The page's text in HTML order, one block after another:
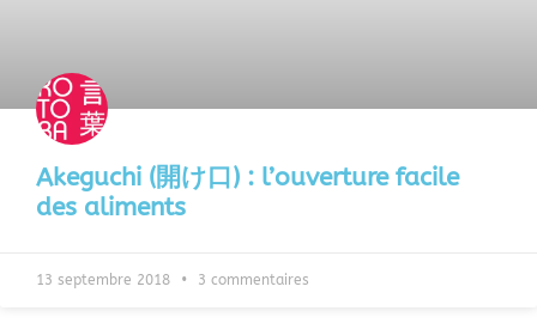
Akeguchi (開け口) : l’ouverture facile
des aliments
13 septembre 2018 3 commentaires